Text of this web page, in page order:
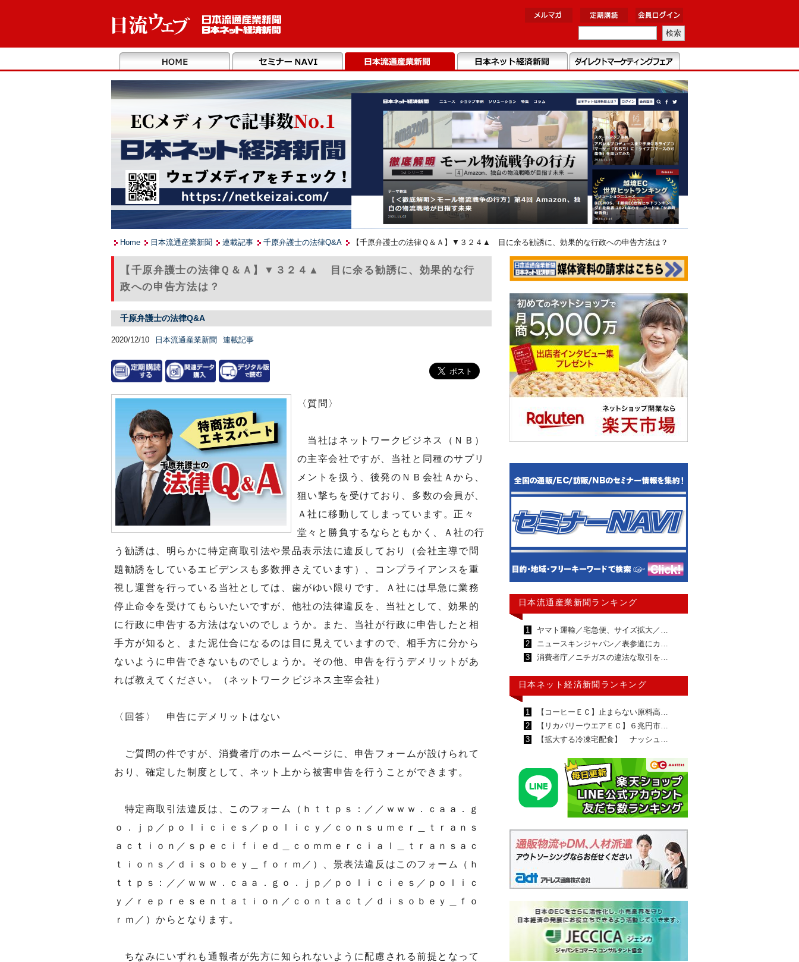
Home 日本流通産業新聞 連載記事 千原弁護士の法律Q&A 【千原弁護士の法律Ｑ＆Ａ】▼３２４▲ 目に余る勧誘に、効果的な行政への申告方法は？
【千原弁護士の法律Ｑ＆Ａ】▼３２４▲ 目に余る勧誘に、効果的な行
政への申告方法は？
千原弁護士の法律Q&A
2020/12/10 日本流通産業新聞 連載記事
〈質問〉
当社はネットワークビジネス（ＮＢ）
の主宰会社ですが、当社と同種のサプリ
メントを扱う、後発のＮＢ会社Ａから、
狙い撃ちを受けており、多数の会員が、
Ａ社に移動してしまっています。正々
堂々と勝負するならともかく、Ａ社の行
う勧誘は、明らかに特定商取引法や景品表示法に違反しており（会社主導で問
題勧誘をしているエビデンスも多数押さえています）、コンプライアンスを重
視し運営を行っている当社としては、歯がゆい限りです。Ａ社には早急に業務
停止命令を受けてもらいたいですが、他社の法律違反を、当社として、効果的
に行政に申告する方法はないのでしょうか。また、当社が行政に申告したと相
手方が知ると、また泥仕合になるのは目に見えていますので、相手方に分から
ないように申告できないものでしょうか。その他、申告を行うデメリットがあ
れば教えてください。（ネットワークビジネス主宰会社）
〈回答〉 申告にデメリットはない
ご質問の件ですが、消費者庁のホームページに、申告フォームが設けられて
おり、確定した制度として、ネット上から被害申告を行うことができます。
特定商取引法違反は、このフォーム（ｈｔｔｐｓ：／／ｗｗｗ．ｃａａ．ｇ
ｏ．ｊｐ／ｐｏｌｉｃｉｅｓ／ｐｏｌｉｃｙ／ｃｏｎｓｕｍｅｒ＿ｔｒａｎｓ
ａｃｔｉｏｎ／ｓｐｅｃｉｆｉｅｄ＿ｃｏｍｍｅｒｃｉａｌ＿ｔｒａｎｓａｃ
ｔｉｏｎｓ／ｄｉｓｏｂｅｙ＿ｆｏｒｍ／）、景表法違反はこのフォーム（ｈ
ｔｔｐｓ：／／ｗｗｗ．ｃａａ．ｇｏ．ｊｐ／ｐｏｌｉｃｉｅｓ／ｐｏｌｉｃ
ｙ／ｒｅｐｒｅｓｅｎｔａｔｉｏｎ／ｃｏｎｔａｃｔ／ｄｉｓｏｂｅｙ＿ｆｏ
ｒｍ／）からとなります。
ちなみにいずれも通報者が先方に知られないように配慮される前提となって
日本流通産業新聞ランキング
1
ヤマト運輸／宅急便、サイズ拡大／…
2
ニュースキンジャパン／表参道にカ…
3
消費者庁／ニチガスの違法な取引を…
日本ネット経済新聞ランキング
1
【コーヒーＥＣ】止まらない原料高…
2
【リカバリーウエアＥＣ】６兆円市…
3
【拡大する冷凍宅配食】 ナッシュ…